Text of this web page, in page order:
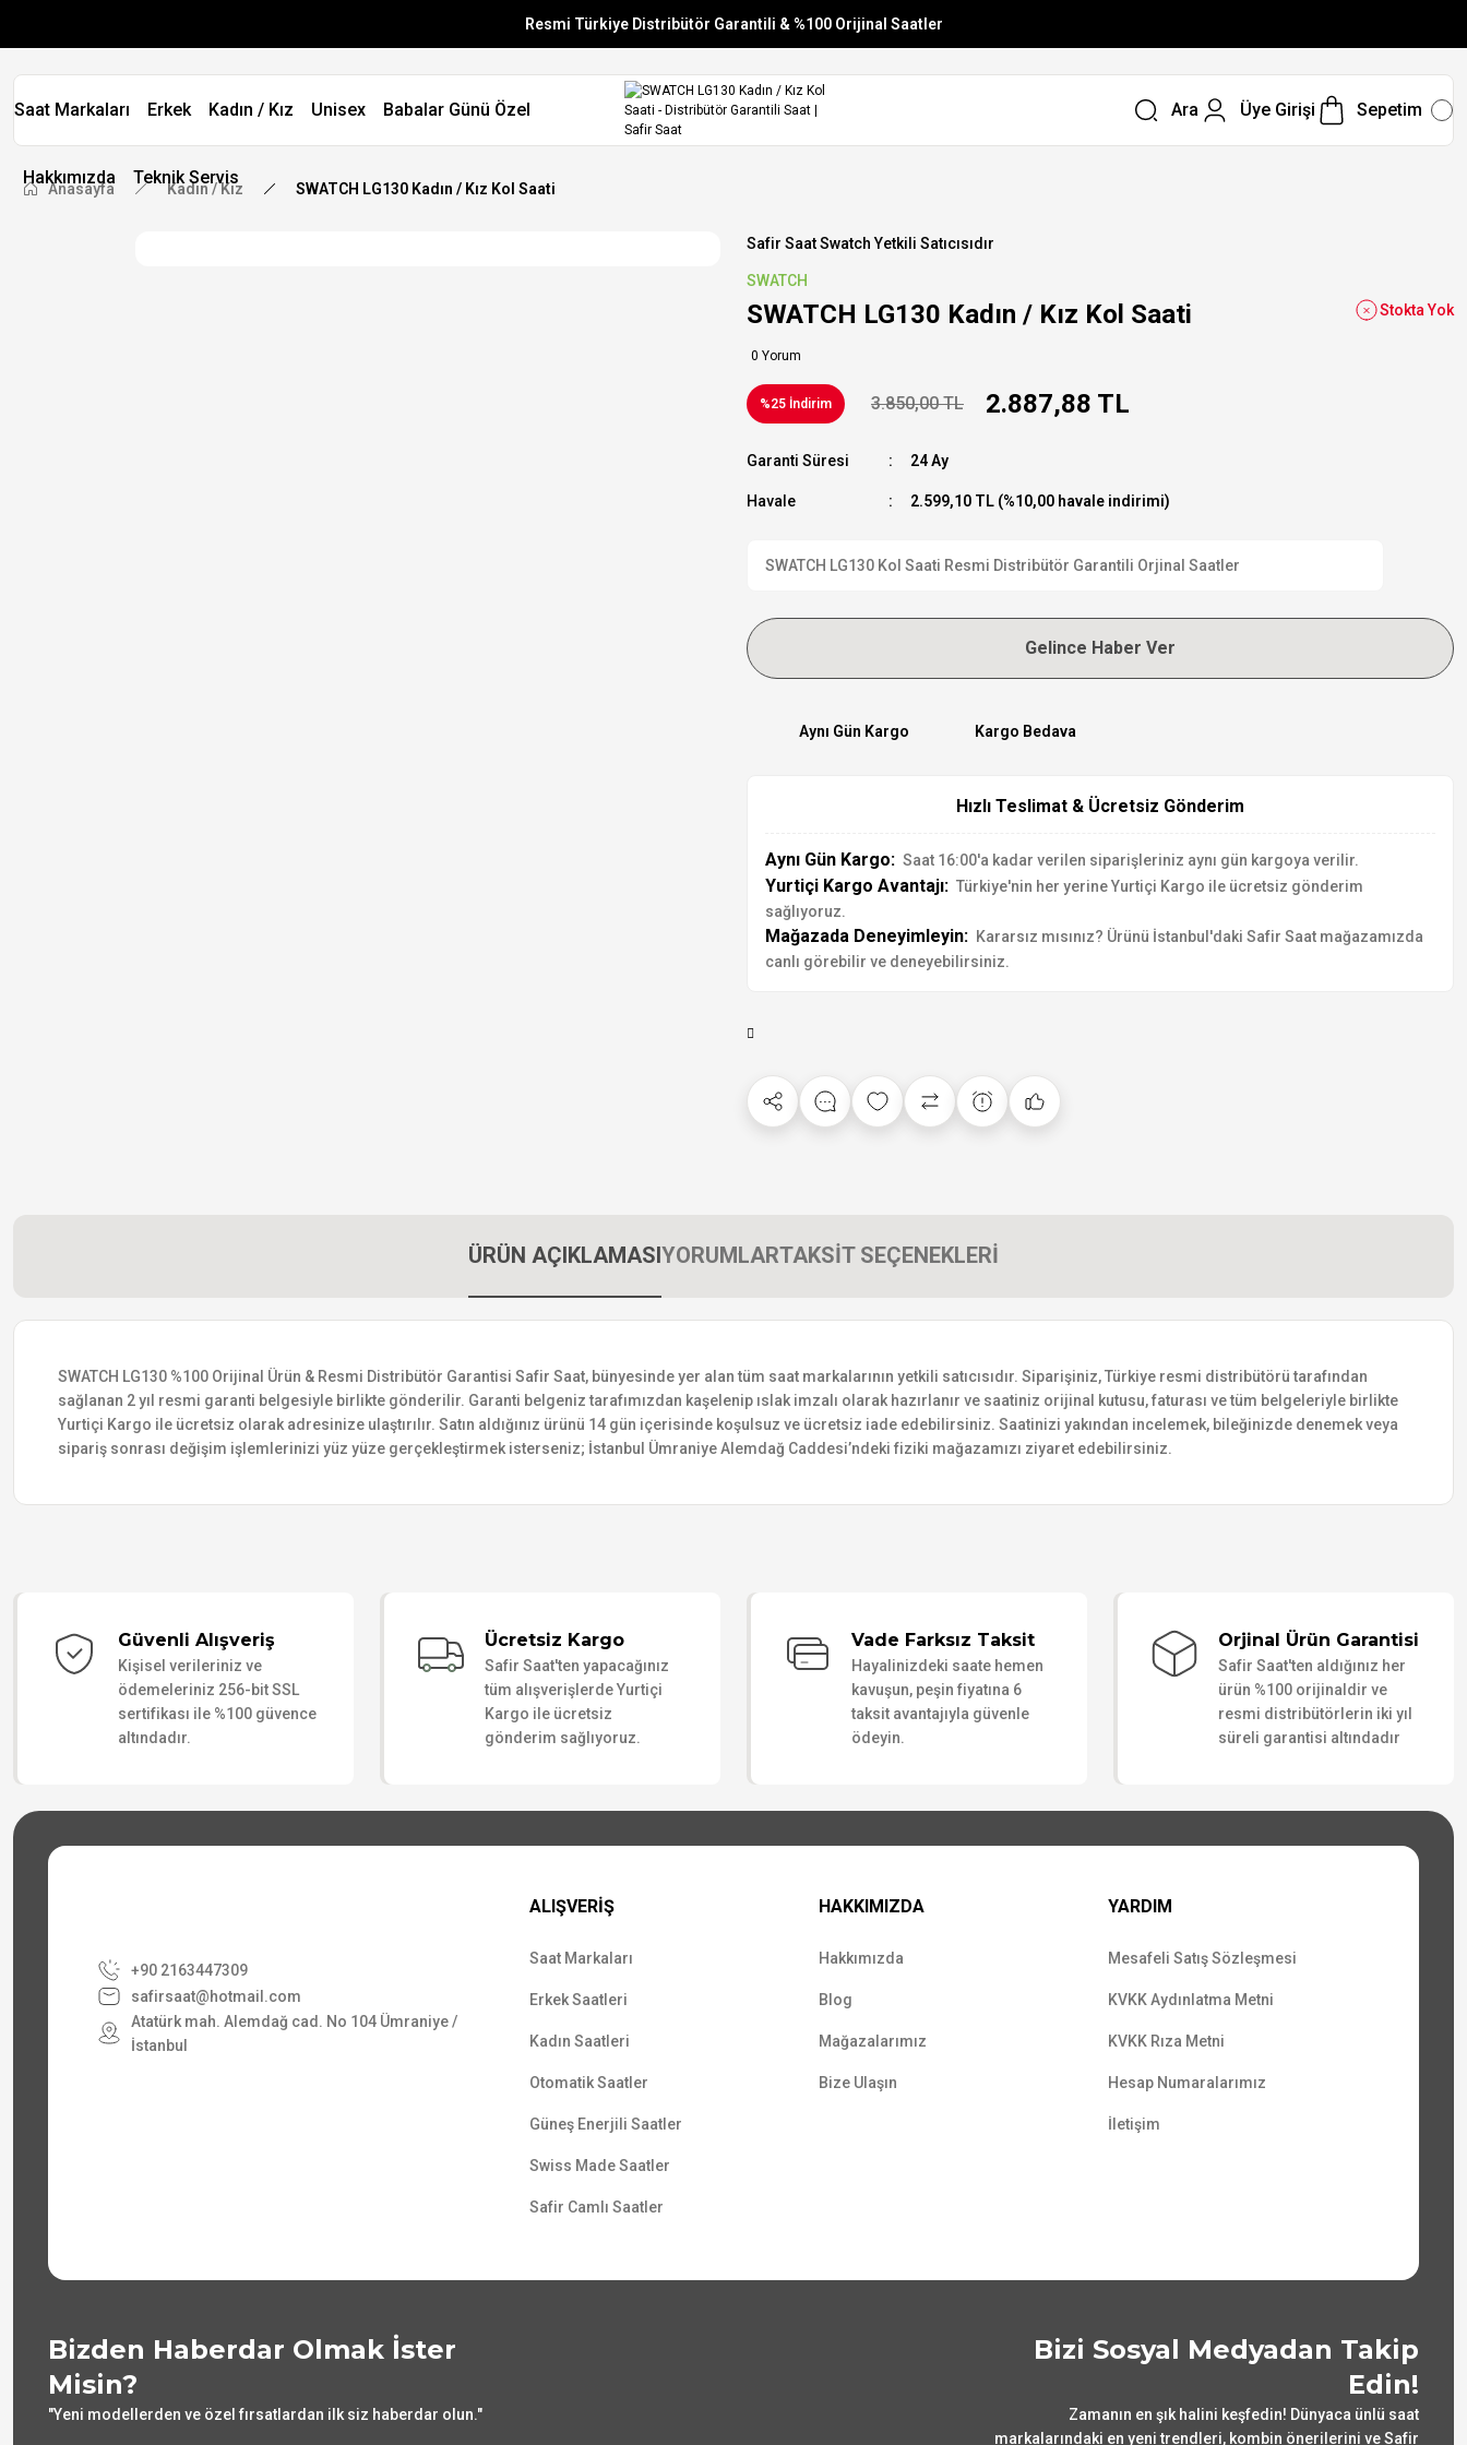
Resmi Türkiye Distribütör Garantili & %100 Orijinal Saatler
Vade Farksız 6 Taksit
Aynı Gün Stoktan Gönderim
Saat Markaları Erkek Kadın / Kız Unisex Babalar Günü Özel
Hakkımızda Teknik Servis
Ara Üye Girişi Sepetim
Anasayfa Kadın / Kız SWATCH LG130 Kadın / Kız Kol Saati
Safir Saat Swatch Yetkili Satıcısıdır
SWATCH
SWATCH LG130 Kadın / Kız Kol Saati
0 Yorum
Stokta Yok
%25 İndirim 3.850,00 TL 2.887,88 TL
Garanti Süresi 24 Ay
Havale 2.599,10 TL (%10,00 havale indirimi)
SWATCH LG130 Kol Saati Resmi Distribütör Garantili Orjinal Saatler
Gelince Haber Ver
Aynı Gün Kargo Kargo Bedava
Hızlı Teslimat & Ücretsiz Gönderim
Aynı Gün Kargo: Saat 16:00'a kadar verilen siparişleriniz aynı gün kargoya verilir.
Yurtiçi Kargo Avantajı: Türkiye'nin her yerine Yurtiçi Kargo ile ücretsiz gönderim
sağlıyoruz.
Mağazada Deneyimleyin: Kararsız mısınız? Ürünü İstanbul'daki Safir Saat mağazamızda
canlı görebilir ve deneyebilirsiniz.
ÜRÜN AÇIKLAMASIYORUMLARTAKSİT SEÇENEKLERİ
SWATCH LG130 %100 Orijinal Ürün & Resmi Distribütör Garantisi Safir Saat, bünyesinde yer alan tüm saat markalarının yetkili satıcısıdır. Siparişiniz, Türkiye resmi distribütörü tarafından
sağlanan 2 yıl resmi garanti belgesiyle birlikte gönderilir. Garanti belgeniz tarafımızdan kaşelenip ıslak imzalı olarak hazırlanır ve saatiniz orijinal kutusu, faturası ve tüm belgeleriyle birlikte
Yurtiçi Kargo ile ücretsiz olarak adresinize ulaştırılır. Satın aldığınız ürünü 14 gün içerisinde koşulsuz ve ücretsiz iade edebilirsiniz. Saatinizi yakından incelemek, bileğinizde denemek veya
sipariş sonrası değişim işlemlerinizi yüz yüze gerçekleştirmek isterseniz; İstanbul Ümraniye Alemdağ Caddesi’ndeki fiziki mağazamızı ziyaret edebilirsiniz.
Güvenli Alışveriş
Kişisel verileriniz ve
ödemeleriniz 256-bit SSL
sertifikası ile %100 güvence
altındadır.
Ücretsiz Kargo
Safir Saat'ten yapacağınız
tüm alışverişlerde Yurtiçi
Kargo ile ücretsiz
gönderim sağlıyoruz.
Vade Farksız Taksit
Hayalinizdeki saate hemen
kavuşun, peşin fiyatına 6
taksit avantajıyla güvenle
ödeyin.
Orjinal Ürün Garantisi
Safir Saat'ten aldığınız her
ürün %100 orijinaldir ve
resmi distribütörlerin iki yıl
süreli garantisi altındadır
+90 2163447309
safirsaat@hotmail.com
Atatürk mah. Alemdağ cad. No 104 Ümraniye /
İstanbul
ALIŞVERİŞ
Saat Markaları
Erkek Saatleri
Kadın Saatleri
Otomatik Saatler
Güneş Enerjili Saatler
Swiss Made Saatler
Safir Camlı Saatler
HAKKIMIZDA
Hakkımızda
Blog
Mağazalarımız
Bize Ulaşın
YARDIM
Mesafeli Satış Sözleşmesi
KVKK Aydınlatma Metni
KVKK Rıza Metni
Hesap Numaralarımız
İletişim
Bizden Haberdar Olmak İster
Misin?
"Yeni modellerden ve özel fırsatlardan ilk siz haberdar olun."
Bizi Sosyal Medyadan Takip
Edin!
Zamanın en şık halini keşfedin! Dünyaca ünlü saat
markalarındaki en yeni trendleri, kombin önerilerini ve Safir